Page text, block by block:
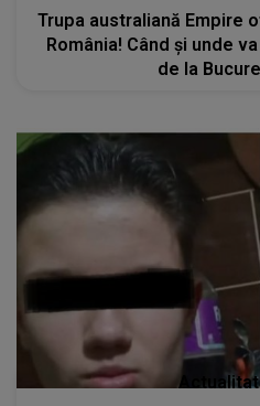
Trupa australiană Empire
România! Când și unde
de la